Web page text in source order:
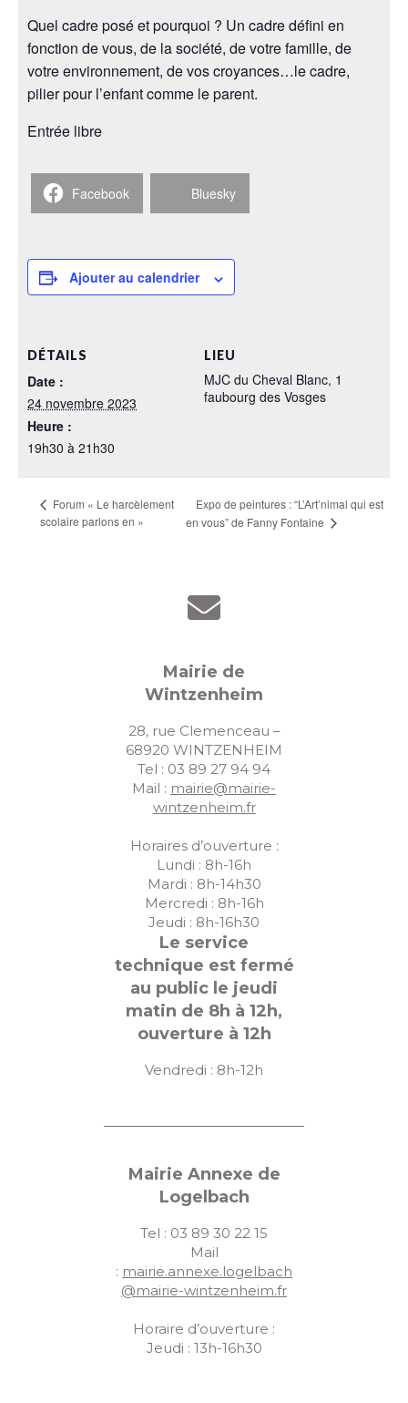
Quel cadre posé et pourquoi ? Un cadre défini en
fonction de vous, de la société, de votre famille, de
votre environnement, de vos croyances…le cadre,
pilier pour l’enfant comme le parent.
Entrée libre
Facebook Bluesky
Ajouter au calendrier
DÉTAILS
Date :
24 novembre 2023
Heure :
19h30 à 21h30
LIEU
MJC du Cheval Blanc, 1
faubourg des Vosges
Forum « Le harcèlement
scolaire parlons en »
Expo de peintures : “L’Art’nimal qui est
en vous” de Fanny Fontaine
Mairie de
Wintzenheim
28, rue Clemenceau –
68920 WINTZENHEIM
Tel : 03 89 27 94 94
Mail : mairie@mairie-
wintzenheim.fr
Horaires d’ouverture :
Lundi : 8h-16h
Mardi : 8h-14h30
Mercredi : 8h-16h
Jeudi : 8h-16h30
Le service
technique est fermé
au public le jeudi
matin de 8h à 12h,
ouverture à 12h
Vendredi : 8h-12h
Mairie Annexe de
Logelbach
Tel : 03 89 30 22 15
Mail
: mairie.annexe.logelbach
@mairie-wintzenheim.fr
Horaire d’ouverture :
Jeudi : 13h-16h30